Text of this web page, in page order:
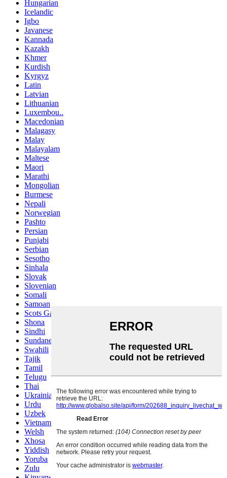
Hungarian
Icelandic
Igbo
Javanese
Kannada
Kazakh
Khmer
Kurdish
Kyrgyz
Latin
Latvian
Lithuanian
Luxembou..
Macedonian
Malagasy
Malay
Malayalam
Maltese
Maori
Marathi
Mongolian
Burmese
Nepali
Norwegian
Pashto
Persian
Punjabi
Serbian
Sesotho
Sinhala
Slovak
Slovenian
Somali
Samoan
Scots Gaelic
Shona
Sindhi
Sundanese
Swahili
Tajik
Tamil
Telugu
Thai
Ukrainian
Urdu
Uzbek
Vietnamese
Welsh
Xhosa
Yiddish
Yoruba
Zulu